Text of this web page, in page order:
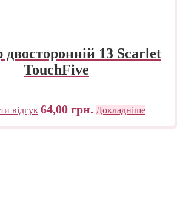
13 Scarlet
TouchFive
відгук 64,00 грн. Докладніше